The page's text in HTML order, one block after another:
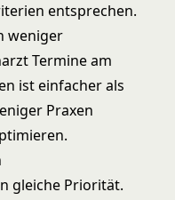
entsprechen.
weniger
Termine am
ist einfacher als
Praxen
gleiche Priorität.